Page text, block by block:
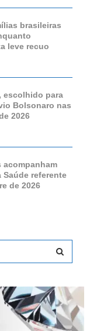
brasileiras
leve recuo
escolhido para
Bolsonaro nas
2026
acompanham
referente
de 2026
E
A